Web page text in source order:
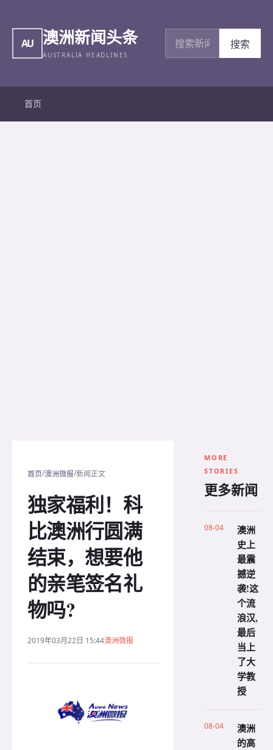
AU 澳洲新闻头条
AUSTRALIA HEADLINES
搜索新闻
搜索
首页
首页/澳洲微报/新闻正文
独家福利！科
比澳洲行圆满
结束，想要他
的亲笔签名礼
物吗?
2019年03月22日 15:44澳洲微报
MORE
STORIES
更多新闻
08-04
澳洲
史上
最震
撼逆
袭!这
个流
浪汉,
最后
当上
了大
学教
授
08-04
澳洲
的高